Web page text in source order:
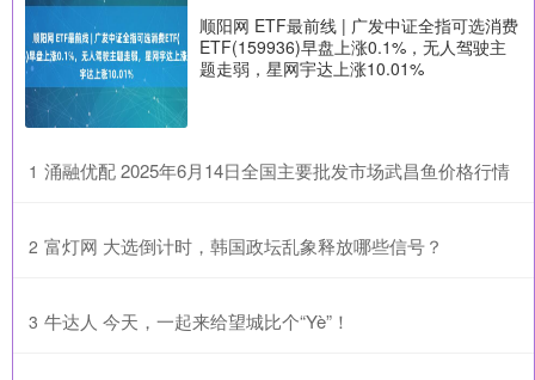
顺阳网 ETF最前线 | 广发中证全指可选消费
ETF(159936)早盘上涨0.1%，无人驾驶主
题走弱，星网宇达上涨10.01%
1 ​涌融优配 2025年6月14日全国主要批发市场武昌鱼价格行情
2 ​富灯网 大选倒计时，韩国政坛乱象释放哪些信号？
3 ​牛达人 今天，一起来给望城比个“Yè”！